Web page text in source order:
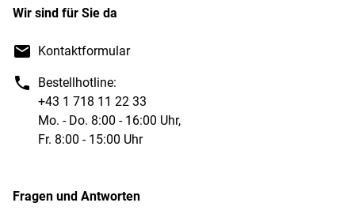
Wir sind für Sie da
Kontaktformular
Bestellhotline:
+43 1 718 11 22 33
Mo. - Do. 8:00 - 16:00 Uhr,
Fr. 8:00 - 15:00 Uhr
Fragen und Antworten